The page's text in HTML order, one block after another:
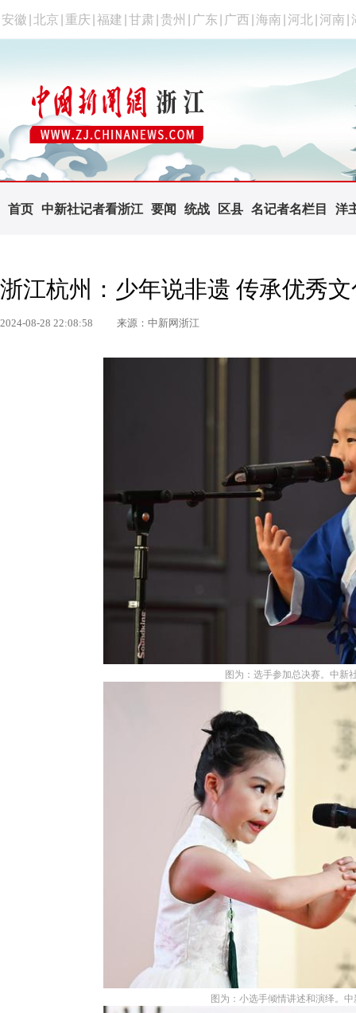
安徽 北京 重庆 福建 甘肃 贵州 广东 广西 海南 河北 河南
首页 中新社记者看浙江 要闻 统战 区县 名记者名栏目 洋
浙江杭州：少年说非遗 传承优秀
2024-08-28 22:08:58 来源：中新网浙江
图为：选手参加总决赛。中新
图为：小选手倾情讲述和演绎。